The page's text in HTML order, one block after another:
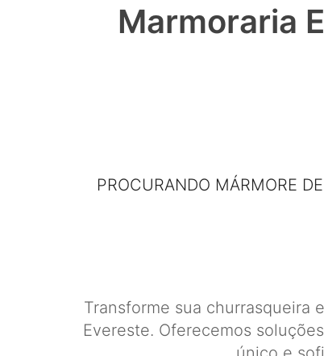
Marmoraria
PROCURANDO MÁRMORE
Transforme sua churrasqueira
Evereste. Oferecemos